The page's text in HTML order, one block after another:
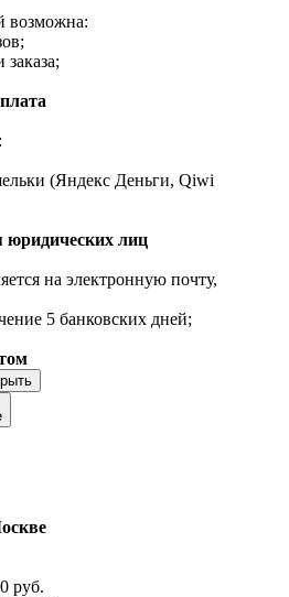
возможна:
(Яндекс Деньги, Qiwi
юридических лиц
на электронную почту,
5 банковских дней;
руб.